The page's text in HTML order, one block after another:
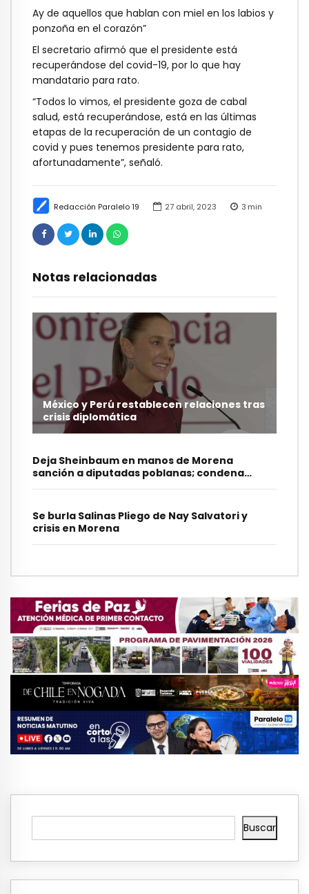
Redacción Paralelo 19 27 abril, 2023 3 min
Notas relacionadas
México y Perú restablecen relaciones tras
crisis diplomática
Deja Sheinbaum en manos de Morena
sanción a diputadas poblanas; condena
Se burla Salinas Pliego de Nay Salvatori y
crisis en Morena
Ay de aquellos que hablan con miel en los labios y
ponzoña en el corazón”
El secretario afirmó que el presidente está
recuperándose del covid-19, por lo que hay
mandatario para rato.
“Todos lo vimos, el presidente goza de cabal
salud, está recuperándose, está en las últimas
etapas de la recuperación de un contagio de
covid y pues tenemos presidente para rato,
afortunadamente”, señaló.
Buscar